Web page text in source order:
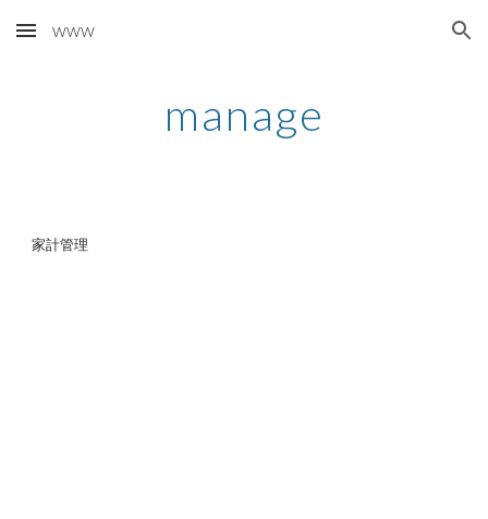
Skip to main content Skip to navigation
www
manage
家計管理